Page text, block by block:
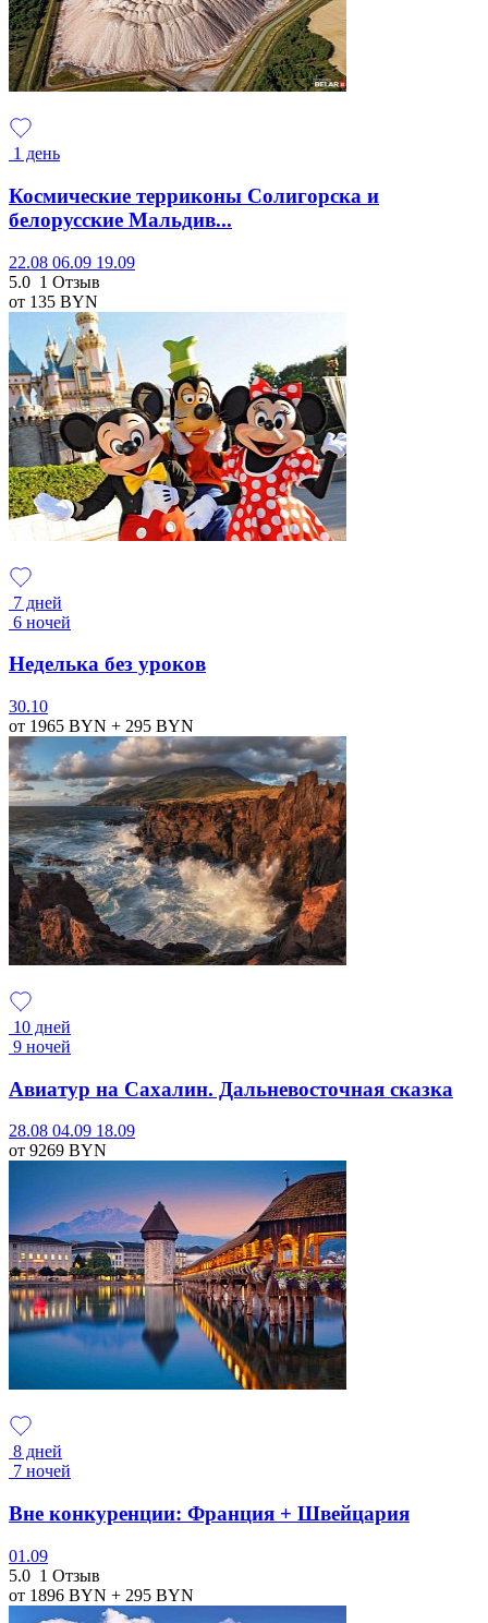
1 день
Космические терриконы Солигорска и
белорусские Мальдив...
22.08 06.09 19.09
5.0 1 Отзыв
от 135 BYN
7 дней
6 ночей
Неделька без уроков
30.10
от 1965 BYN + 295 BYN
10 дней
9 ночей
Авиатур на Сахалин. Дальневосточная сказка
28.08 04.09 18.09
от 9269 BYN
8 дней
7 ночей
Вне конкуренции: Франция + Швейцария
01.09
5.0 1 Отзыв
от 1896 BYN + 295 BYN